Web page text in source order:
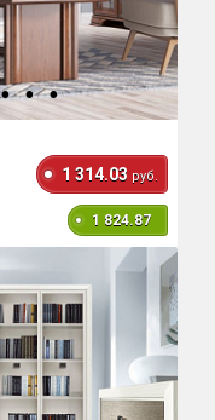
1 314.03 руб.
1 824.87